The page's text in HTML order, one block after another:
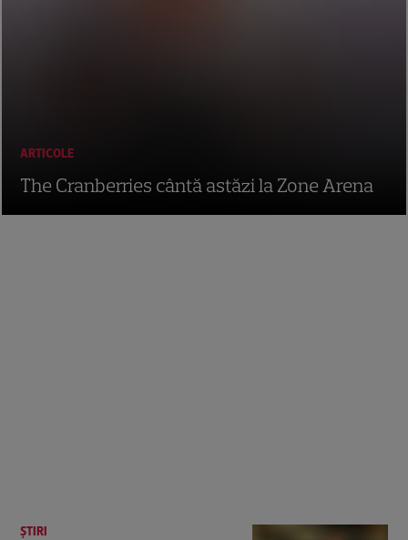
ȘTIRI
ARTICOLE
The Cranberries cântă astăzi la Zone Arena